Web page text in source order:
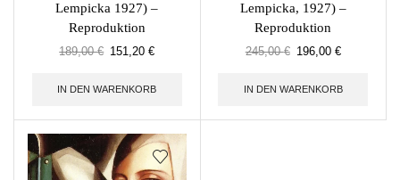
Lempicka 1927) –
Reproduktion
189,00€ 151,20€
IN DEN WARENKORB
Lempicka, 1927) –
Reproduktion
245,00€ 196,00 €
IN DEN WARENKORB